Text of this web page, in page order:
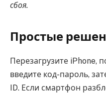
сбоя.
Простые
Перезагрузите iPhone,
введите код-пароль,
ID. Если смартфон